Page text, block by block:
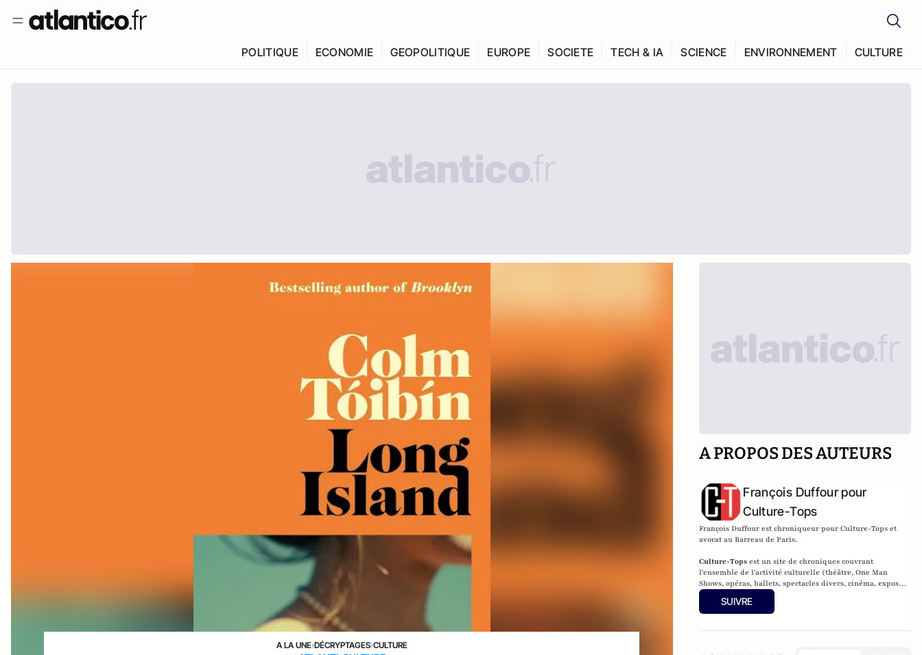
POLITIQUE ECONOMIE GEOPOLITIQUE EUROPE SOCIETE TECH & IA SCIENCE ENVIRONNEMENT CULTURE
A LA UNE›DÉCRYPTAGES›CULTURE
A PROPOS DES AUTEURS
François Duffour pour
Culture-Tops
François Duffour est chroniqueur pour Culture-Tops et
avocat au Barreau de Paris.
Culture-Tops est un site de chroniques couvrant
l'ensemble de l'activité culturelle (théâtre, One Man
Shows, opéras, ballets, spectacles divers, cinéma, expos,
livres, etc.).
SUIVRE